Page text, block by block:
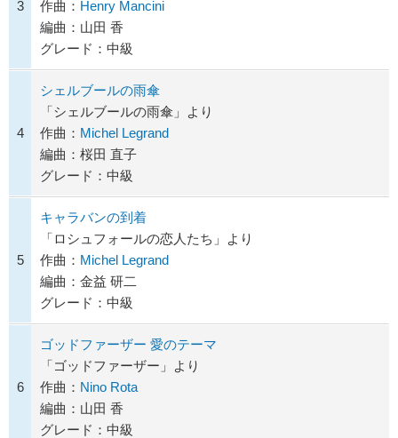
3 作曲： Henry Mancini
編曲：山田 香
グレード：中級
4
シェルブールの雨傘
「シェルブールの雨傘」より
作曲： Michel Legrand
編曲：桜田 直子
グレード：中級
5
キャラバンの到着
「ロシュフォールの恋人たち」より
作曲： Michel Legrand
編曲：金益 研二
グレード：中級
6
ゴッドファーザー 愛のテーマ
「ゴッドファーザー」より
作曲： Nino Rota
編曲：山田 香
グレード：中級